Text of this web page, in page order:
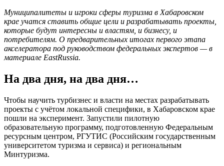
Муниципалитеты и игроки сферы туризма в Хабаровском
крае учатся ставить общие цели и разрабатывать проекты,
которые будут интересны и властям, и бизнесу, и
потребителям. О предварительных итогах первого этапа
акселератора под руководством федеральных экспертов — в
материале EastRussia.
На два дня, на два дня…
Чтобы научить турбизнес и власти на местах разрабатывать
проекты с учётом локальной специфики, в Хабаровском крае
пошли на эксперимент. Запустили пилотную
образовательную программу, подготовленную Федеральным
ресурсным центром, РГУТИС (Российским государственным
университетом туризма и сервиса) и региональным
Минтуризма.